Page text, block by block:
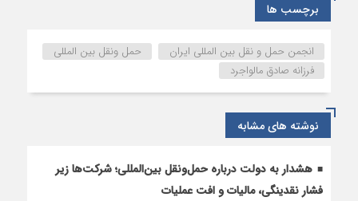
برای
رفع
برخی
از
مشکلات
به
وزیر
و
شهرسازی
برچسب ها
انجمن حمل و نقل بین المللی ایران
حمل ونقل بین المللی
فرزانه صادق مالواجرد
نوشته های مشابه
هشدار به دولت درباره حمل‌ونقل بین‌المللی؛ شرکت‌ها زیر
فشار نقدینگی، مالیات و افت عملیات